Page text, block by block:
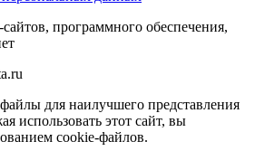
для наилучшего представления
использовать этот сайт, вы
cookie-файлов.